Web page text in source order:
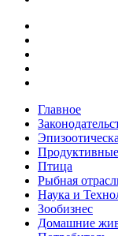
Главное
Птица
Рыбная
Наука и
Зообизнес
Домашние